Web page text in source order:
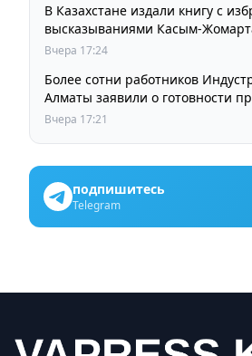
В Казахстане издали книгу с
высказываниями Касым-
Вчера 17:24
Более сотни работников
Алматы заявили о готовности
выборах членов Курылтая
Вчера 17:21
подпишитесь
Telegram